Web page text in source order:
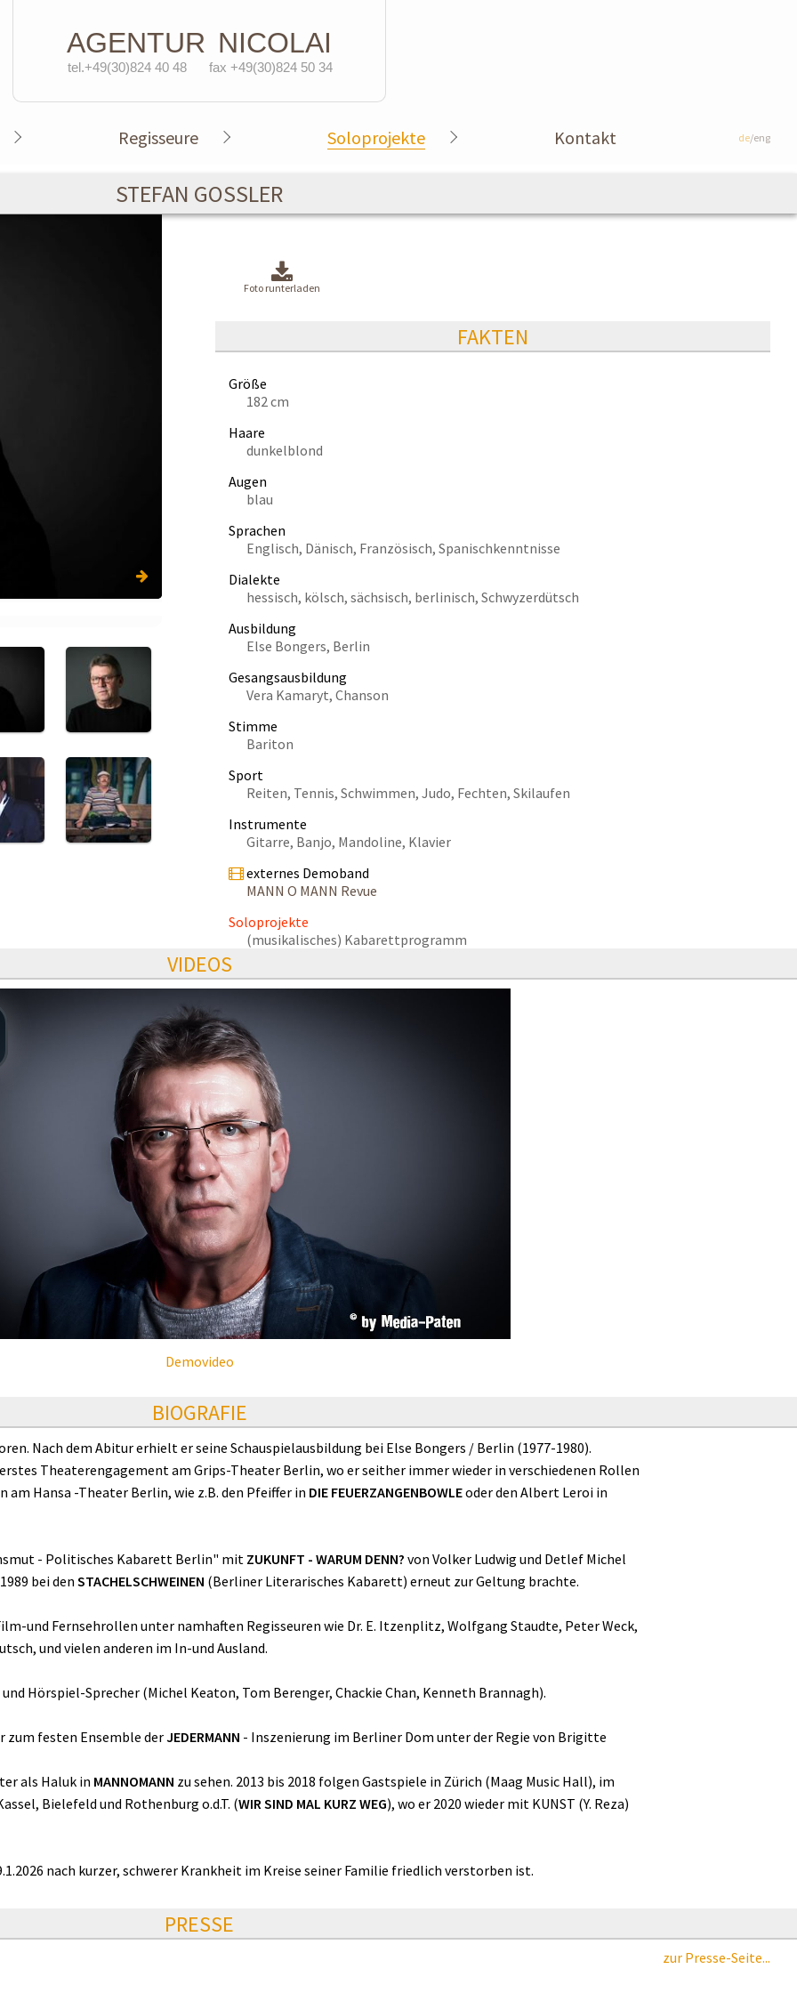
AGENTUR NICOLAI
tel.+49(30)824 40 48 fax +49(30)824 50 34
Regisseure Soloprojekte Kontakt de/eng
STEFAN GOSSLER
Foto runterladen
FAKTEN
Größe
182 cm
Haare
dunkelblond
Augen
blau
Sprachen
Englisch, Dänisch, Französisch, Spanischkenntnisse
Dialekte
hessisch, kölsch, sächsisch, berlinisch, Schwyzerdütsch
Ausbildung
Else Bongers, Berlin
Gesangsausbildung
Vera Kamaryt, Chanson
Stimme
Bariton
Sport
Reiten, Tennis, Schwimmen, Judo, Fechten, Skilaufen
Instrumente
Gitarre, Banjo, Mandoline, Klavier
externes Demoband
MANN O MANN Revue
Soloprojekte
(musikalisches) Kabarettprogramm
VIDEOS
Demovideo
BIOGRAFIE
Nach dem Abitur erhielt er seine Schauspielausbildung bei Else Bongers / Berlin (1977-1980).
Theaterengagement am Grips-Theater Berlin, wo er seither immer wieder in verschiedenen Rollen
Hansa -Theater Berlin, wie z.B. den Pfeiffer in DIE FEUERZANGENBOWLEoder den Albert Leroi in
- Politisches Kabarett Berlin" mit ZUKUNFT - WARUM DENN? von Volker Ludwig und Detlef Michel
bei den STACHELSCHWEINEN (Berliner Literarisches Kabarett) erneut zur Geltung brachte.
und Fernsehrollen unter namhaften Regisseuren wie Dr. E. Itzenplitz, Wolfgang Staudte, Peter Weck,
und vielen anderen im In-und Ausland.
Hörspiel-Sprecher (Michel Keaton, Tom Berenger, Chackie Chan, Kenneth Brannagh).
zum festen Ensemble derJEDERMANN - Inszenierung im Berliner Dom unter der Regie von Brigitte
als Haluk in MANNOMANN zu sehen. 2013 bis 2018 folgen Gastspiele in Zürich (Maag Music Hall), im
Bielefeld und Rothenburg o.d.T. (WIR SIND MAL KURZ WEG), wo er 2020 wieder mit KUNST (Y. Reza)
nach kurzer, schwerer Krankheit im Kreise seiner Familie friedlich verstorben ist.
PRESSE
zur Presse-Seite...